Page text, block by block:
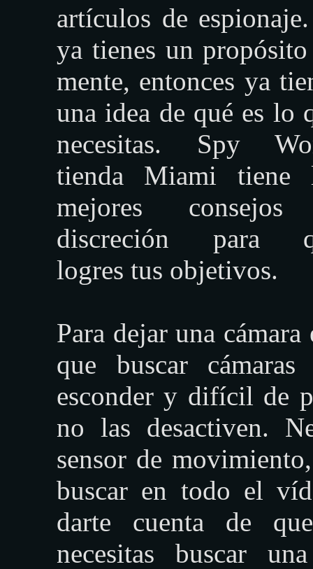
artículos de
ya tienes un
mente, entonces ya
una idea de qué es lo
necesitas. Spy
tienda Miami tiene
mejores
discreción para
logres tus objetivos.
Para dejar una
que buscar
esconder y difícil de
no las desactiven.
sensor de
buscar en todo el
darte cuenta de
necesitas buscar